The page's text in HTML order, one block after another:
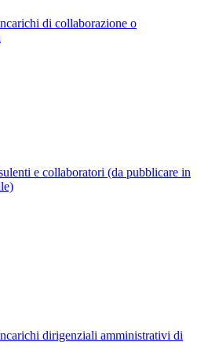
di collaborazione o
e collaboratori (da pubblicare in
dirigenziali amministrativi di